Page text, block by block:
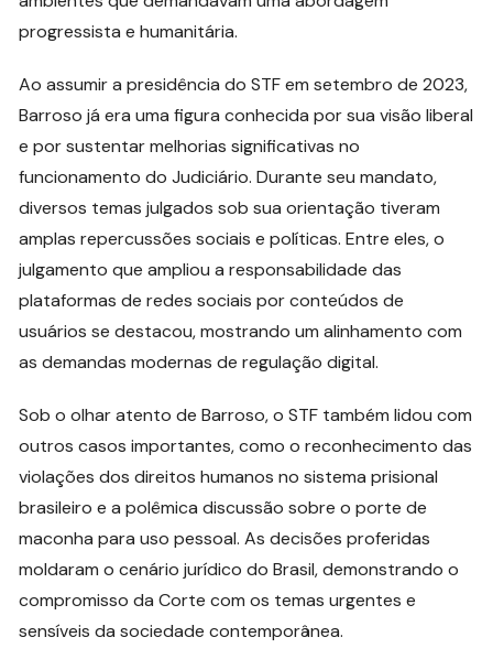
progressista e humanitária.
Ao assumir a presidência do STF em setembro de 2023,
Barroso já era uma figura conhecida por sua visão liberal
e por sustentar melhorias significativas no
funcionamento do Judiciário. Durante seu mandato,
diversos temas julgados sob sua orientação tiveram
amplas repercussões sociais e políticas. Entre eles, o
julgamento que ampliou a responsabilidade das
plataformas de redes sociais por conteúdos de
usuários se destacou, mostrando um alinhamento com
as demandas modernas de regulação digital.
Sob o olhar atento de Barroso, o STF também lidou com
outros casos importantes, como o reconhecimento das
violações dos direitos humanos no sistema prisional
brasileiro e a polêmica discussão sobre o porte de
maconha para uso pessoal. As decisões proferidas
moldaram o cenário jurídico do Brasil, demonstrando o
compromisso da Corte com os temas urgentes e
sensíveis da sociedade contemporânea.